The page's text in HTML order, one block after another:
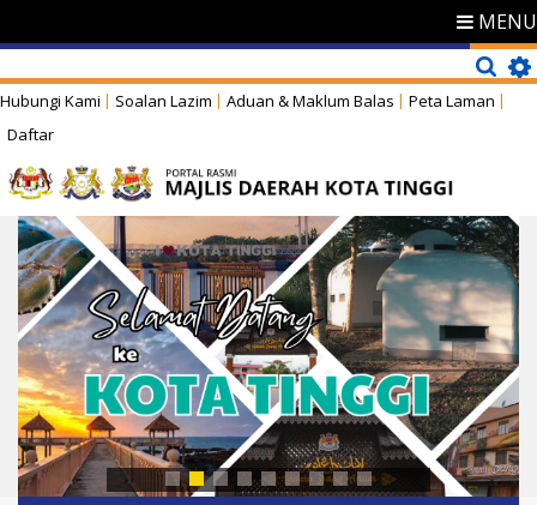
MENU
Hubungi Kami Soalan Lazim Aduan & Maklum Balas
Peta Laman
Daftar